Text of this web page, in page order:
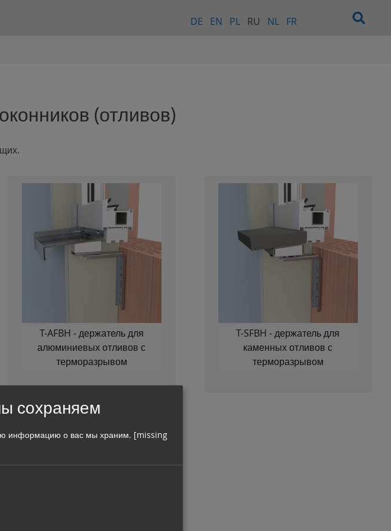
DE EN PL RU NL FR
(отливов)
T-AFBH - держатель для
алюминиевых отливов с
терморазрывом
T-SFBH - держатель для
каменных отливов с
терморазрывом
сохраняем
информацию о вас мы храним. [missing